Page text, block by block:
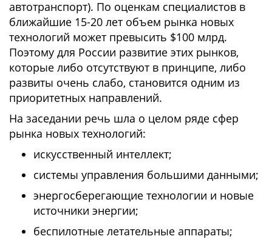
автотранспорт). По оценкам специалистов в
ближайшие 15-20 лет объем рынка новых
технологий может превысить $100 млрд.
Поэтому для России развитие этих рынков,
которые либо отсутствуют в принципе, либо
развиты очень слабо, становится одним из
приоритетных направлений.
На заседании речь шла о целом ряде сфер
рынка новых технологий:
искусственный интеллект;
системы управления большими данными;
энергосберегающие технологии и новые
источники энергии;
беспилотные летательные аппараты;